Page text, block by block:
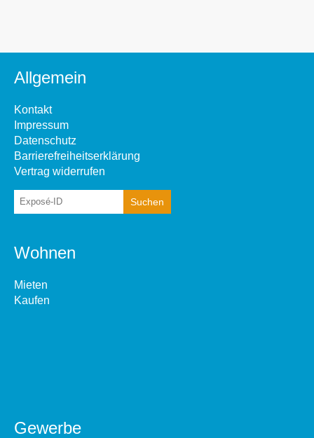
Allgemein
Kontakt
Impressum
Datenschutz
Barrierefreiheitserklärung
Vertrag widerrufen
Wohnen
Mieten
Kaufen
Gewerbe